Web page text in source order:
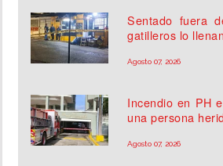
Sentado fuera
gatilleros lo
Agosto 07, 2026
Incendio en PH
una persona
Agosto 07, 2026